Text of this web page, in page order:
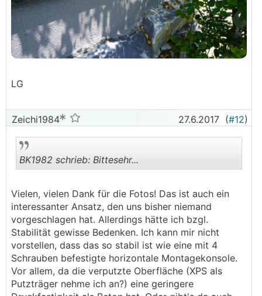
LG
Zeichi1984 27.6.2017 (#12)
..
BK1982 schrieb: Bittesehr...
Vielen, vielen Dank für die Fotos! Das ist auch ein
interessanter Ansatz, den uns bisher niemand
vorgeschlagen hat. Allerdings hätte ich bzgl.
Stabilität gewisse Bedenken. Ich kann mir nicht
vorstellen, dass das so stabil ist wie eine mit 4
Schrauben befestigte horizontale Montagekonsole.
Vor allem, da die verputzte Oberfläche (XPS als
Putzträger nehme ich an?) eine geringere